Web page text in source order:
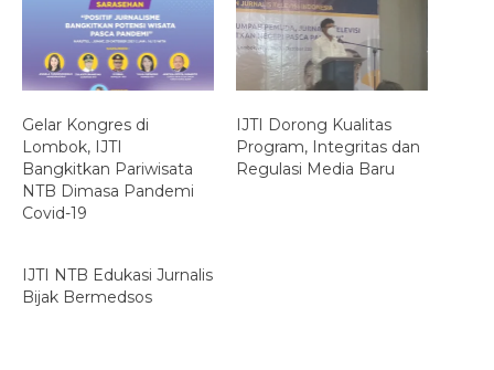
Gelar Kongres di
Lombok, IJTI
Bangkitkan Pariwisata
NTB Dimasa Pandemi
Covid-19
IJTI Dorong Kualitas
Program, Integritas dan
Regulasi Media Baru
IJTI NTB Edukasi Jurnalis
Bijak Bermedsos